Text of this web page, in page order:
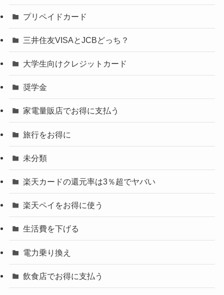
プリペイドカード
三井住友VISAとJCBどっち？
大学生向けクレジットカード
奨学金
家電量販店でお得に支払う
旅行をお得に
未分類
楽天カードの還元率は3％超でヤバい
楽天ペイをお得に使う
生活費を下げる
電力乗り換え
飲食店でお得に支払う